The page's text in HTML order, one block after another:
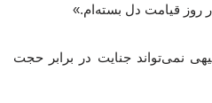
قیامت دل بسته‌ام.»
نمی‌تواند جنایت در برابر حجت